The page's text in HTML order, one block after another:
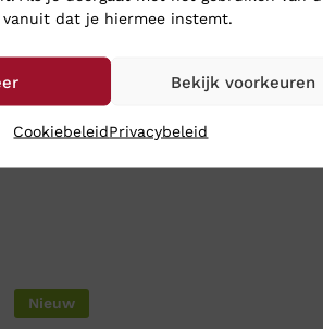
dat je hiermee instemt.
Bekijk voorkeuren
CookiebeleidPrivacybeleid
Nieuw